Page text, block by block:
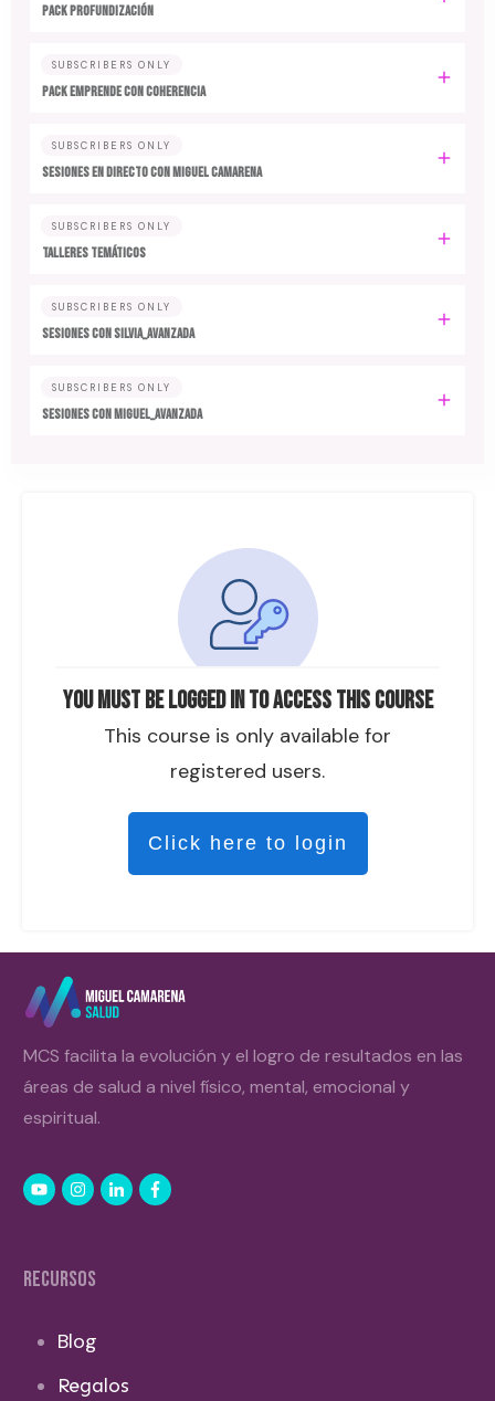
You must be logged in to access this course
This course is only available for
registered users.
Click here to login
PACK PROFUNDIZACIÓN
SUBSCRIBERS ONLY
PACK EMPRENDE CON COHERENCIA
SUBSCRIBERS ONLY
SESIONES EN DIRECTO CON MIGUEL CAMARENA
SUBSCRIBERS ONLY
TALLERES TEMÁTICOS
SUBSCRIBERS ONLY
SESIONES CON SILVIA_AVANZADA
SUBSCRIBERS ONLY
SESIONES CON MIGUEL_AVANZADA
MCS facilita la evolución y el logro de resultados en las
áreas de salud a nivel físico, mental, emocional y
espiritual.
RECURSOS
Blog
Regalos